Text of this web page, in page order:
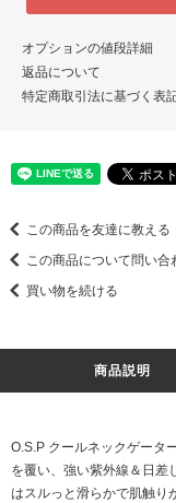
オプションの値段詳細
返品について
特定商取引法に基づく表
この商品を友達に教える
この商品について問い合
買い物を続ける
商品説明
O.S.P クールネックゲータ
を覆い、強い紫外線＆日差
はスルっと滑らかで肌触り